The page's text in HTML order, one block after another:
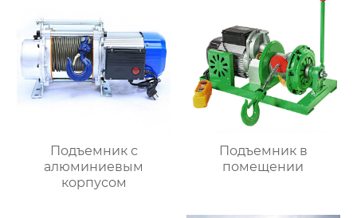
Подъемник с
алюминиевым
корпусом
Подъемник в
помещении